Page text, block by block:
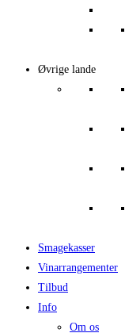
Øvrige lande
Smagekasser
Vinarrangementer
Tilbud
Info
Om os